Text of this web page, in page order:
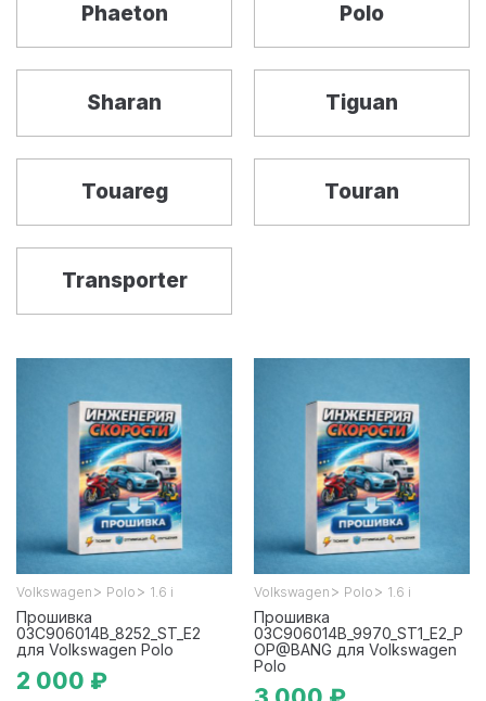
Phaeton Polo
Sharan Tiguan
Touareg Touran
Transporter
Volkswagen > Polo > 1.6 i
Прошивка
03C906014B_8252_ST_E2
для Volkswagen Polo
2 000 ₽
Volkswagen > Polo > 1.6 i
Прошивка
03C906014B_9970_ST1_E2_P
OP@BANG для Volkswagen
Polo